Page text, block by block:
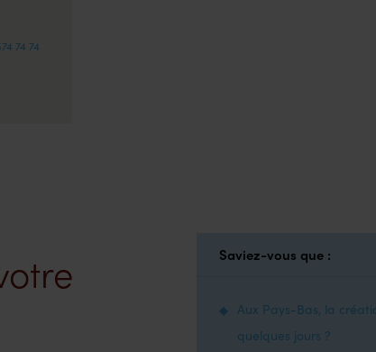
74 74
Saviez-vous que :
Aux Pays-Bas, la
quelques jours ?